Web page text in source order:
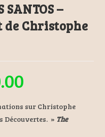
SANTOS –
de Christophe
sur Christophe
Découvertes. » The